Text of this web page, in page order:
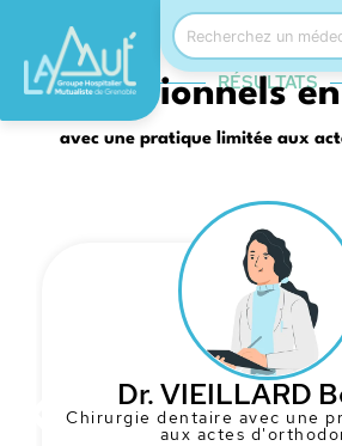
RÉSULTATS
Professionnels
avec une pratique limitée aux
Dr. VIEILLARD
Chirurgie dentaire avec une
aux actes